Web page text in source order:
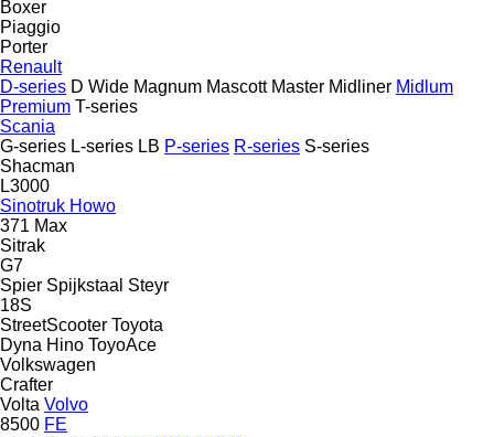
Boxer
Piaggio
Porter
Renault
D-series D Wide Magnum Mascott Master Midliner Midlum
Premium T-series
Scania
G-series L-series LB P-series R-series S-series
Shacman
L3000
Sinotruk Howo
371 Max
Sitrak
G7
Spier Spijkstaal Steyr
18S
StreetScooter Toyota
Dyna Hino ToyoAce
Volkswagen
Crafter
Volta Volvo
8500 FE